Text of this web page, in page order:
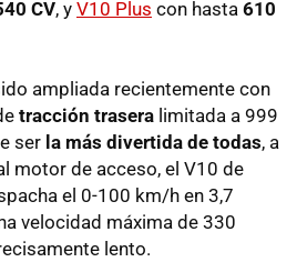
CV, y V10 Plus con hasta 610
ampliada recientemente con
tracción trasera limitada a 999
ser la más divertida de todas, a
motor de acceso, el V10 de
el 0-100 km/h en 3,7
velocidad máxima de 330
lento.